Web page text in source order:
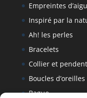
Empreintes
Inspiré par la
Ah! les perles
Bracelets
Collier et
Boucles d’oreilles
Bague